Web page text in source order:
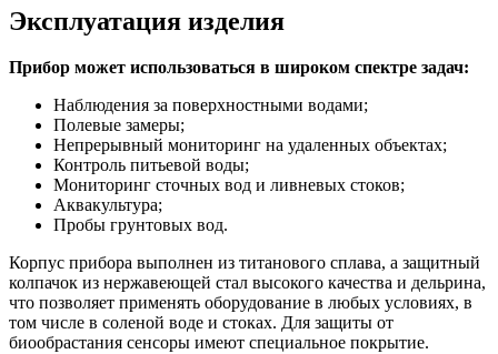
Эксплуатация изделия
Прибор может использоваться в широком спектре задач:
Наблюдения за поверхностными водами;
Полевые замеры;
Непрерывный мониторинг на удаленных объектах;
Контроль питьевой воды;
Мониторинг сточных вод и ливневых стоков;
Аквакультура;
Пробы грунтовых вод.
Корпус прибора выполнен из титанового сплава, а защитный
колпачок из нержавеющей стал высокого качества и дельрина,
что позволяет применять оборудование в любых условиях, в
том числе в соленой воде и стоках. Для защиты от
биообрастания сенсоры имеют специальное покрытие.